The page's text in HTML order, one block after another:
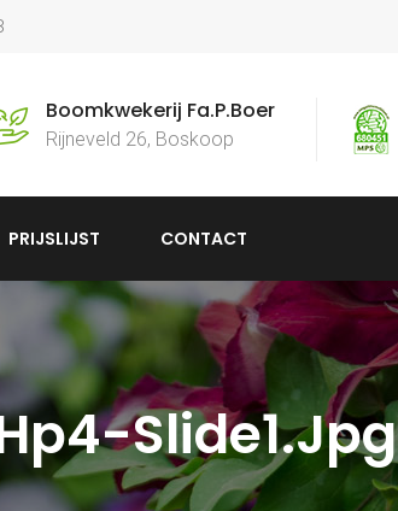
Boomkwekerij Fa.P.Boer
Rijneveld 26, Boskoop
PRIJSLIJST CONTACT
Slide1.jpg